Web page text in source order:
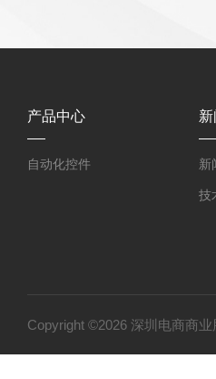
产品中心
自动化控件 新
技
Copyright ©2026 深圳电商商